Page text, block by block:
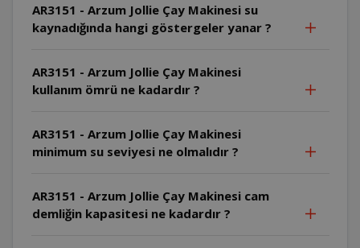
AR3151 - Arzum Jollie Çay Makinesi su
kaynadığında hangi göstergeler yanar ?
AR3151 - Arzum Jollie Çay Makinesi
kullanım ömrü ne kadardır ?
AR3151 - Arzum Jollie Çay Makinesi
minimum su seviyesi ne olmalıdır ?
AR3151 - Arzum Jollie Çay Makinesi cam
demliğin kapasitesi ne kadardır ?